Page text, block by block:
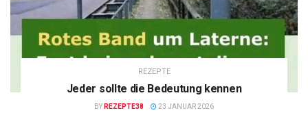
REZEPTE
Jeder sollte die Bedeutung kennen
BY REZEPTE38 23 JANUAR 2026